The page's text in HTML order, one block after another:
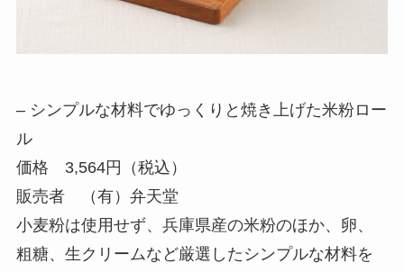
– シンプルな材料でゆっくりと焼き上げた米粉ロー
ル
価格 3,564円（税込）
販売者 （有）弁天堂
小麦粉は使用せず、兵庫県産の米粉のほか、卵、
粗糖、生クリームなど厳選したシンプルな材料を